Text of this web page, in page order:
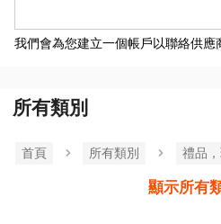
我們會為您建立一個帳戶以聯絡供應
所有類別
首頁 所有類別 禮品
顯示所有